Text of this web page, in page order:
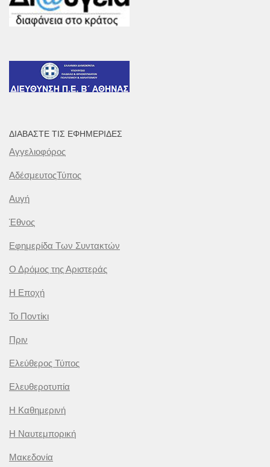
ΔΙΑΒΆΣΤΕ ΤΙΣ ΕΦΗΜΕΡΊΔΕΣ
Αγγελιοφόρος
ΑδέσμευτοςΤύπος
Αυγή
Έθνος
Εφημερίδα Των Συντακτών
Ο Δρόμος της Αριστεράς
Η Εποχή
Το Ποντίκι
Πριν
Ελεύθερος Τύπος
Ελευθεροτυπία
Η Καθημερινή
Η Ναυτεμπορική
Μακεδονία